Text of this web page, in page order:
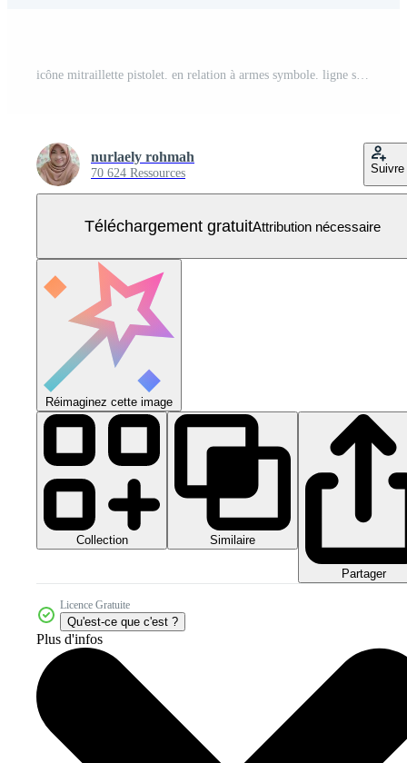
icône mitraillette pistolet. en relation à armes symbole. ligne style. Facile conception modifiable. Facile illustration Vecteur Gratuit
nurlaely rohmah
70 624 Ressources Suivre
Téléchargement gratuitAttribution nécessaire
Réimaginez cette image
Collection Similaire
Partager
Licence Gratuite
Qu'est-ce que c'est ?
Plus d'infos